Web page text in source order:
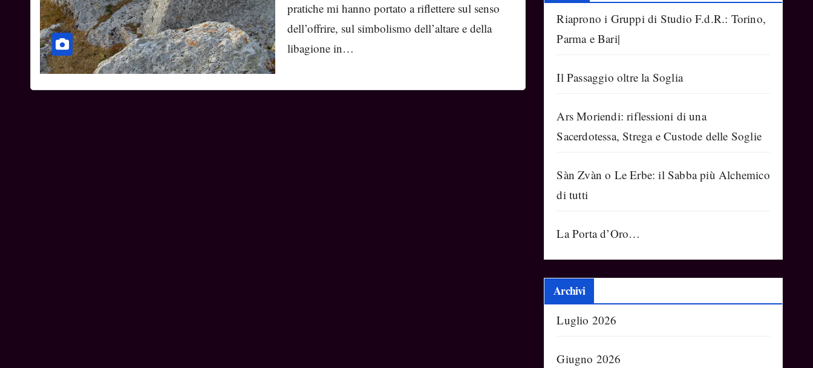
pratiche mi hanno portato a riflettere sul senso
dell’offrire, sul simbolismo dell’altare e della
libagione in…
Riaprono i Gruppi di Studio F.d.R.: Torino,
Parma e Bari|
Il Passaggio oltre la Soglia
Ars Moriendi: riflessioni di una
Sacerdotessa, Strega e Custode delle Soglie
Sàn Zvàn o Le Erbe: il Sabba più Alchemico
di tutti
La Porta d’Oro…
Archivi
Luglio 2026
Giugno 2026